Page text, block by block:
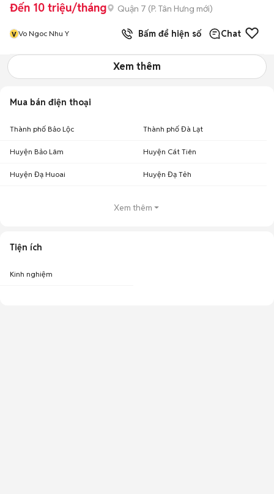
Đến 10 triệu/tháng Quận 7 (P. Tân Hưng mới)
v Vo Ngoc Nhu Y Bấm để hiện số Chat
Xem thêm
Mua bán điện thoại
Thành phố Bảo Lộc Thành phố Đà Lạt
Huyện Bảo Lâm Huyện Cát Tiên
Huyện Đạ Huoai Huyện Đạ Tẻh
Xem thêm
Tiện ích
Kinh nghiệm